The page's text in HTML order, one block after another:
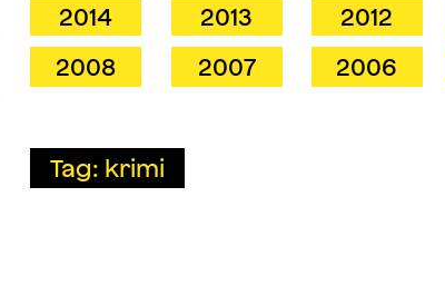
2014
2013 2012
2008
2007 2006
Tag: krimi